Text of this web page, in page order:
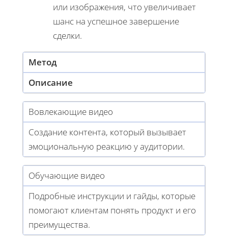
или изображения, что увеличивает
шанс на успешное завершение
сделки.
Метод
Описание
Вовлекающие видео
Создание контента, который вызывает
эмоциональную реакцию у аудитории.
Обучающие видео
Подробные инструкции и гайды, которые
помогают клиентам понять продукт и его
преимущества.